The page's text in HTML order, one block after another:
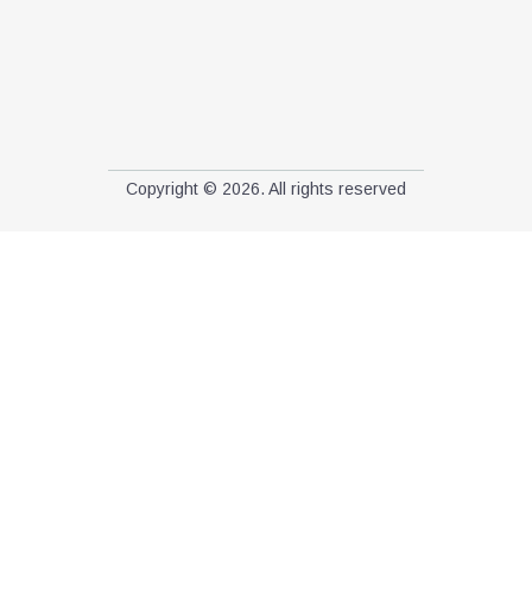
Copyright © 2026. All rights reserved